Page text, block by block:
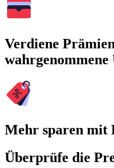
Verdiene
Mehr sparen mit
Überprüfe die